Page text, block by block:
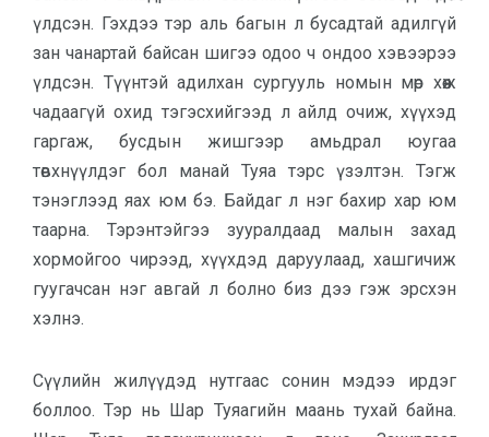
үлдсэн. Гэхдээ тэр аль багын л бусадтай адилгүй
зан чанартай байсан шигээ одоо ч ондоо хэвээрээ
үлдсэн. Түүнтэй адилхан сургууль номын мөр хөөж
чадаагүй охид тэгэсхийгээд л айлд очиж, хүүхэд
гаргаж, бусдын жишгээр амьдрал юугаа
төвхнүүлдэг бол манай Туяа тэрс үзэлтэн. Тэгж
тэнэглээд яах юм бэ. Байдаг л нэг бахир хар юм
таарна. Тэрэнтэйгээ зууралдаад малын захад
хормойгоо чирээд, хүүхдэд даруулаад, хашгичиж
гуугачсан нэг авгай л болно биз дээ гэж эрсхэн
хэлнэ.
Сүүлийн жилүүдэд нутгаас сонин мэдээ ирдэг
боллоо. Тэр нь Шар Туяагийн маань тухай байна.